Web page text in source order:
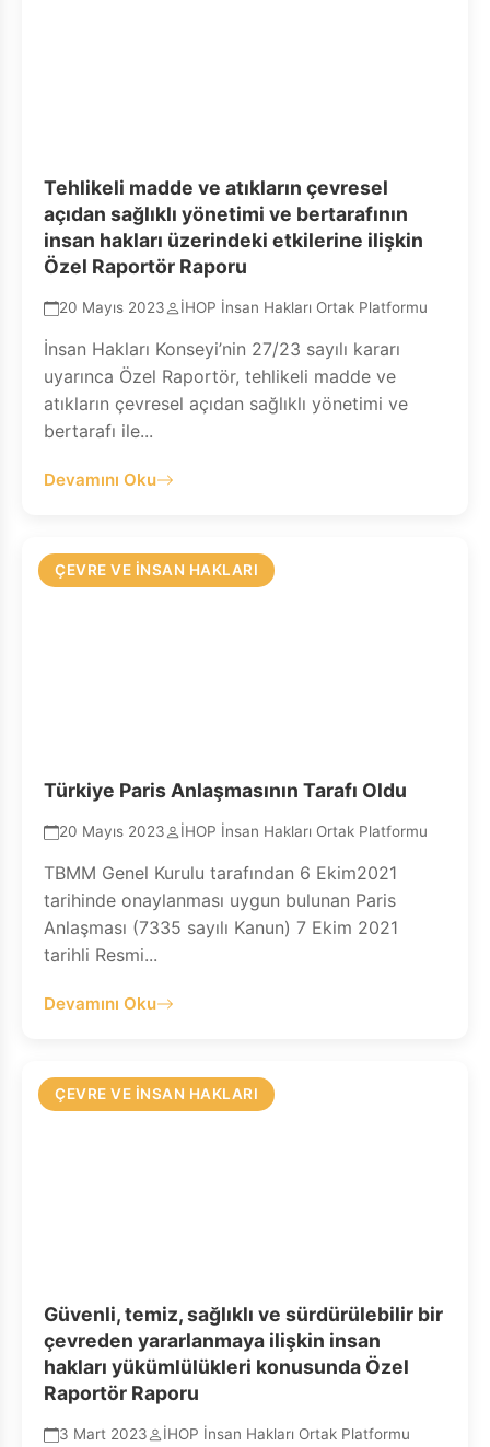
Tehlikeli madde ve atıkların çevresel
açıdan sağlıklı yönetimi ve bertarafının
insan hakları üzerindeki etkilerine ilişkin
Özel Raportör Raporu
20 Mayıs 2023 İHOP İnsan Hakları Ortak Platformu
İnsan Hakları Konseyi’nin 27/23 sayılı kararı
uyarınca Özel Raportör, tehlikeli madde ve
atıkların çevresel açıdan sağlıklı yönetimi ve
bertarafı ile...
Devamını Oku
ÇEVRE VE İNSAN HAKLARI
Türkiye Paris Anlaşmasının Tarafı Oldu
20 Mayıs 2023 İHOP İnsan Hakları Ortak Platformu
TBMM Genel Kurulu tarafından 6 Ekim2021
tarihinde onaylanması uygun bulunan Paris
Anlaşması (7335 sayılı Kanun) 7 Ekim 2021
tarihli Resmi...
Devamını Oku
ÇEVRE VE İNSAN HAKLARI
Güvenli, temiz, sağlıklı ve sürdürülebilir bir
çevreden yararlanmaya ilişkin insan
hakları yükümlülükleri konusunda Özel
Raportör Raporu
3 Mart 2023 İHOP İnsan Hakları Ortak Platformu